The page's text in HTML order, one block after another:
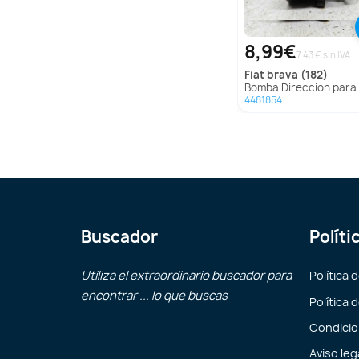
8,99€7.43 € sin IVA
fiat brava (182)
Bomba Direccion para Fiat Brava
4481854
Buscador
Utiliza el extraordinario buscador para
encontrar ... lo que buscas
Política
Política
Aviso